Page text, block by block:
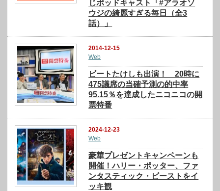
じポッドキャスト「#アラオソ
ウジの綺麗すぎる毎⽇（全3
話）」
2014-12-15
Web
ビートたけしも出演！ 20時に
475議席の当確予測の的中率
95.15％を達成したニコニコの開
票特番
2024-12-23
Web
豪華プレゼントキャンペーンも
開催！ハリー・ポッター、ファ
ンタスティック・ビーストをイ
ッキ観